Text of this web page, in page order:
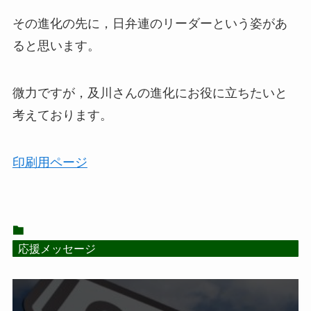
その進化の先に，日弁連のリーダーという姿があ
ると思います。
微力ですが，及川さんの進化にお役に立ちたいと
考えております。
印刷用ページ
応援メッセージ